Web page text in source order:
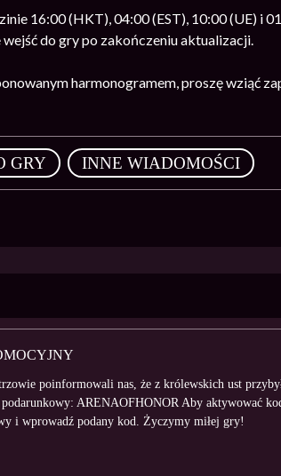
16:00 (HKT), 04:00 (EST), 10:00 (UE) i
do gry po zakończeniu aktualizacji.
harmonogramem, proszę wziąć
GRY INNE WIADOMOŚCI
poinformowali nas, że z królewskich ust
ARENAOFHONOR Aby aktywować
i wprowadź podany kod. Życzymy miłej gry!